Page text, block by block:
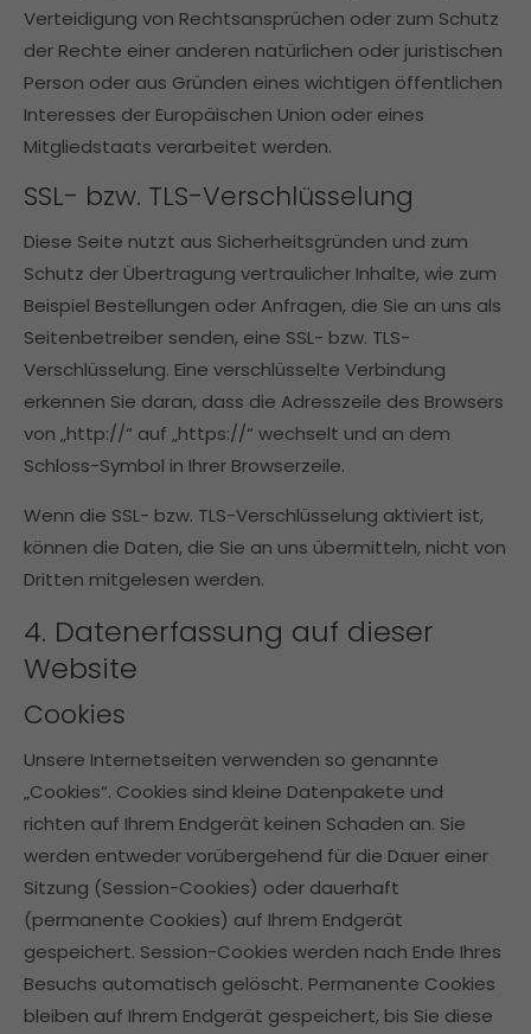
Verteidigung von Rechtsansprüchen oder zum Schutz
der Rechte einer anderen natürlichen oder juristischen
Person oder aus Gründen eines wichtigen öffentlichen
Interesses der Europäischen Union oder eines
Mitgliedstaats verarbeitet werden.
SSL- bzw. TLS-Verschlüsselung
Diese Seite nutzt aus Sicherheitsgründen und zum
Schutz der Übertragung vertraulicher Inhalte, wie zum
Beispiel Bestellungen oder Anfragen, die Sie an uns als
Seitenbetreiber senden, eine SSL- bzw. TLS-
Verschlüsselung. Eine verschlüsselte Verbindung
erkennen Sie daran, dass die Adresszeile des Browsers
von „http://“ auf „https://“ wechselt und an dem
Schloss-Symbol in Ihrer Browserzeile.
Wenn die SSL- bzw. TLS-Verschlüsselung aktiviert ist,
können die Daten, die Sie an uns übermitteln, nicht von
Dritten mitgelesen werden.
4. Datenerfassung auf dieser
Website
Cookies
Unsere Internetseiten verwenden so genannte
„Cookies“. Cookies sind kleine Datenpakete und
richten auf Ihrem Endgerät keinen Schaden an. Sie
werden entweder vorübergehend für die Dauer einer
Sitzung (Session-Cookies) oder dauerhaft
(permanente Cookies) auf Ihrem Endgerät
gespeichert. Session-Cookies werden nach Ende Ihres
Besuchs automatisch gelöscht. Permanente Cookies
bleiben auf Ihrem Endgerät gespeichert, bis Sie diese